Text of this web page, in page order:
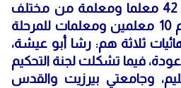
وشارك فيها هذا العام 42 معلما ومعلمة من مختلف
المحافظات، تأهل منهم 10 معلمين ومعلمات للمرحلة
ثلاثة هم: رشا أبو عيشة،
عودة، فيما تشكلت لجنة التحكيم
وجامعتي بيرزيت والقدس